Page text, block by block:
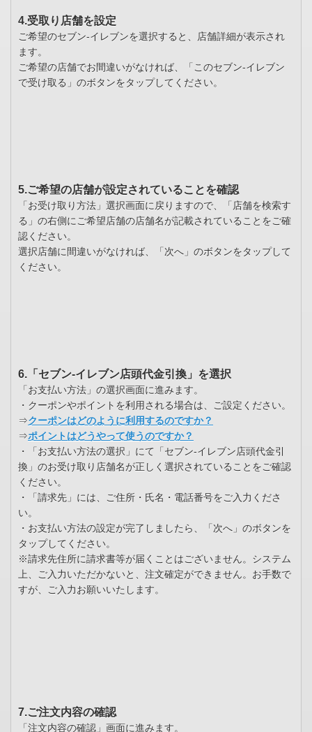
4.受取り店舗を設定
ご希望のセブン-イレブンを選択すると、店舗詳細が表示され
ます。
ご希望の店舗でお間違いがなければ、「このセブン-イレブン
で受け取る」のボタンをタップしてください。
5.ご希望の店舗が設定されていることを確認
「お受け取り方法」選択画面に戻りますので、「店舗を検索す
る」の右側にご希望店舗の店舗名が記載されていることをご確
認ください。
選択店舗に間違いがなければ、「次へ」のボタンをタップして
ください。
6.「セブン-イレブン店頭代金引換」を選択
「お支払い方法」の選択画面に進みます。
・クーポンやポイントを利用される場合は、ご設定ください。
⇒クーポンはどのように利用するのですか？
⇒ポイントはどうやって使うのですか？
・「お支払い方法の選択」にて「セブン-イレブン店頭代金引
換」のお受け取り店舗名が正しく選択されていることをご確認
ください。
・「請求先」には、ご住所・氏名・電話番号をご入力くださ
い。
・お支払い方法の設定が完了しましたら、「次へ」のボタンを
タップしてください。
※請求先住所に請求書等が届くことはございません。システム
上、ご入力いただかないと、注文確定ができません。お手数で
すが、ご入力お願いいたします。
7.ご注文内容の確認
「注文内容の確認」画面に進みます。